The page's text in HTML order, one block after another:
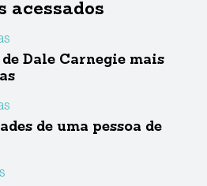
acessados
Dale Carnegie mais
de uma pessoa de